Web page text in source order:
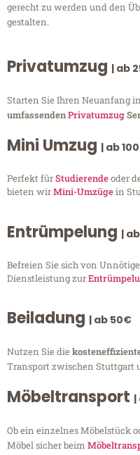
gerecht zu werden und den
gestalten.
Privatumzug | ab
Starten Sie Ihren Neuanfang
umfassendenPrivatumzug
Mini Umzug | ab
Perfekt fürStudierendeoder
bieten wirMini-Umzügein
Entrümpelung |
Befreien Sie sich von
Dienstleistung zur
Beiladung | ab 50€
Nutzen Sie die
Transport zwischen Stuttgart
Möbeltransport |
Ob ein einzelnes Möbelstück
Möbel sicher beim